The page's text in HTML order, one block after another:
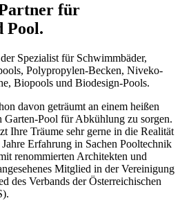
für
Pool.
Spezialist für Schwimmbäder,
Polypropylen-Becken, Niveko-
Biopools und Biodesign-Pools.
davon geträumt an einem heißen
Garten-Pool für Abkühlung zu sorgen.
Ihre Träume sehr gerne in die Realität
Erfahrung in Sachen Pooltechnik
renommierten Architekten und
Mitglied in der Vereinigung
des Verbands der Österreichischen